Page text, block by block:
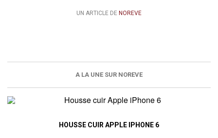
UN ARTICLE DE NOREVE
A LA UNE SUR NOREVE
HOUSSE CUIR APPLE IPHONE 6